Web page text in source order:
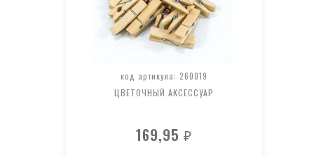
код артикула: 260019
ЦВЕТОЧНЫЙ АКСЕССУАР
169,95₽